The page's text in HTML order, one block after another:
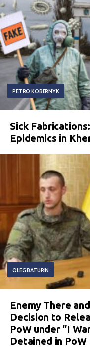
PETRO KOBERNYK
Sick
Epidemics in
OLEG BATURIN
Enemy There
Decision to
PoW under “I
Detained in PoW